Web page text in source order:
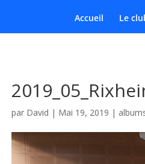
Accueil Le
par David | Mai 19, 2019 |